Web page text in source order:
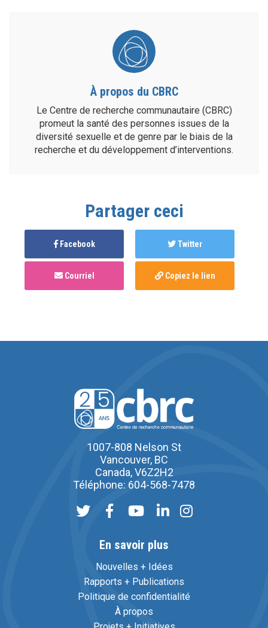
À propos du CBRC
Le Centre de recherche communautaire (CBRC)
promeut la santé des personnes issues de la
diversité sexuelle et de genre par le biais de la
recherche et du développement d’interventions.
Partager ceci
Facebook Twitter
Courriel Copiez le lien
1007-808 Nelson St
Vancouver, BC
Canada, V6Z2H2
Téléphone: 604-568-7478
En savoir plus
Nouvelles + Idées
Rapports + Publications
Politique de confidentialité
À propos